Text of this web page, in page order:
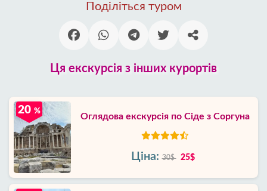
Поділіться туром
Ця екскурсія з інших курортів
Оглядова екскурсія по Сіде з Соргуна
20 %
Ціна: 30$ 25$